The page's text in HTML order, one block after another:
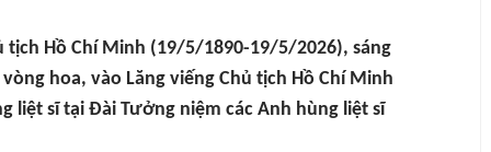
tịch Hồ Chí Minh (19/5/1890-19/5/2026), sáng
hoa, vào Lăng viếng Chủ tịch Hồ Chí Minh
liệt sĩ tại Đài Tưởng niệm các Anh hùng liệt sĩ